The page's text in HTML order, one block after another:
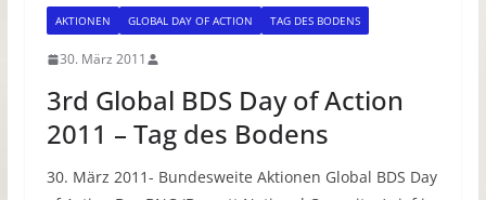
AKTIONEN GLOBAL DAY OF ACTION TAG DES BODENS
30. März 2011
3rd Global BDS Day of Action
2011 – Tag des Bodens
30. März 2011- Bundesweite Aktionen Global BDS Day